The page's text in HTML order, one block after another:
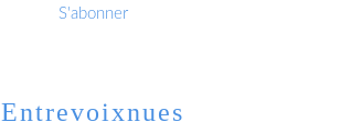
Entrevoixnues